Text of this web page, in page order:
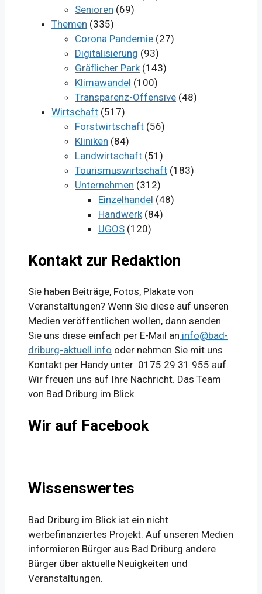
Senioren (69)
Themen (335)
Corona Pandemie (27)
Digitalisierung (93)
Gräflicher Park(143)
Klimawandel (100)
Transparenz-Offensive (48)
Wirtschaft (517)
Forstwirtschaft (56)
Kliniken (84)
Landwirtschaft (51)
Tourismuswirtschaft (183)
Unternehmen (312)
Einzelhandel (48)
Handwerk(84)
UGOS (120)
Kontakt zur Redaktion
Sie haben Beiträge, Fotos, Plakate von
Veranstaltungen? Wenn Sie diese auf unseren
Medien veröffentlichen wollen, dann senden
Sie uns diese einfach per E-Mail an info@bad-
driburg-aktuell.info oder nehmen Sie mit uns
Kontakt per Handy unter 0175 29 31 955 auf.
Wir freuen uns auf Ihre Nachricht. Das Team
von Bad Driburg im Blick
Wir auf Facebook
Wissenswertes
Bad Driburg im Blick ist ein nicht
werbefinanziertes Projekt. Auf unseren Medien
informieren Bürger aus Bad Driburg andere
Bürger über aktuelle Neuigkeiten und
Veranstaltungen.